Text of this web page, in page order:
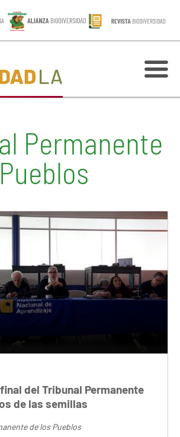
Permanente
del Tribunal Permanente
de las semillas
de los Pueblos